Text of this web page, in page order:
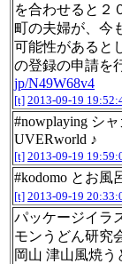
を合わせると２
町の夫婦が、今
可能性があると
の登録の申請を
jp/N49W68v4
[t] 2013-09-19
#nowplaying シ
UVERworld ♪
[t] 2013-09-19
#kodomo とお風
[t] 2013-09-19
パッケージイラ
モンうどん研究
岡山 津山風焼う